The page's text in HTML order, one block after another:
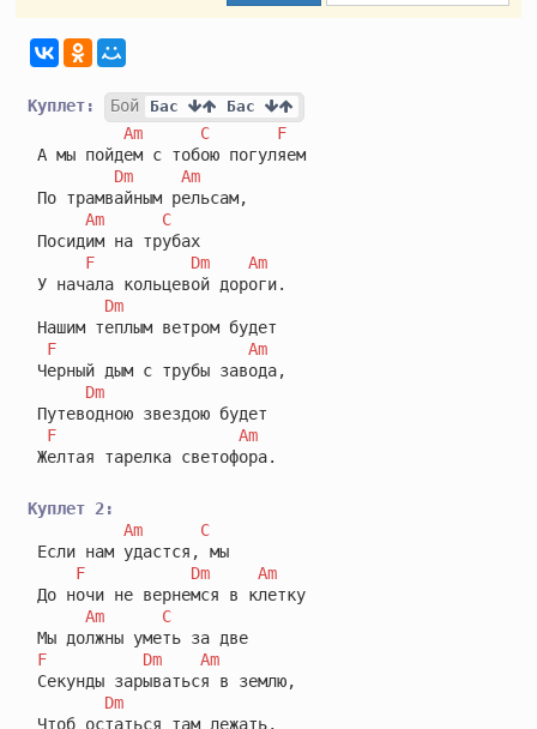
Куплет: Бой Бас Бас
Am C
F
А мы пойдем с тобою погуляем
Dm
Am
По трамвайным рельсам,
Am
C
Посидим на трубах
F
Dm
Am
У начала кольцевой дороги.
Dm
Нашим теплым ветром будет
F
Am
Черный дым с трубы завода,
Dm
Путеводною звездою будет
F
Am
Желтая тарелка светофора.
Куплет 2:
Am
C
Если нам удастся, мы
F
Dm
Am
До ночи не вернемся в клетку
Am
C
Мы должны уметь за две
F
Dm
Am
Секунды зарываться в землю,
Dm
Чтоб остаться там лежать,